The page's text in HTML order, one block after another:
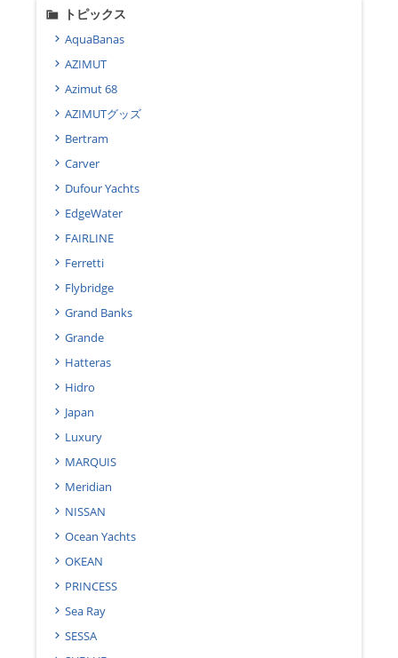
トピックス
AquaBanas
AZIMUT
Azimut 68
AZIMUTグッズ
Bertram
Carver
Dufour Yachts
EdgeWater
FAIRLINE
Ferretti
Flybridge
Grand Banks
Grande
Hatteras
Hidro
Japan
Luxury
MARQUIS
Meridian
NISSAN
Ocean Yachts
OKEAN
PRINCESS
Sea Ray
SESSA